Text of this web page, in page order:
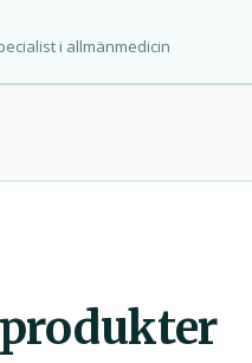
i allmänmedicin